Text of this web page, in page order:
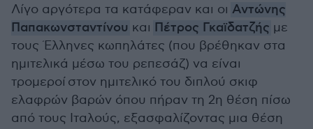
Λίγο αργότερα τα κατάφεραν και οι Αντώνης
Παπακωνσταντίνου και Πέτρος Γκαϊδατζής με
τους Έλληνες κωπηλάτες (που βρέθηκαν στα
ημιτελικά μέσω του ρεπεσάζ) να είναι
τρομεροί στον ημιτελικό του διπλού σκιφ
ελαφρών βαρών όπου πήραν τη 2η θέση πίσω
από τους Ιταλούς, εξασφαλίζοντας μια θέση